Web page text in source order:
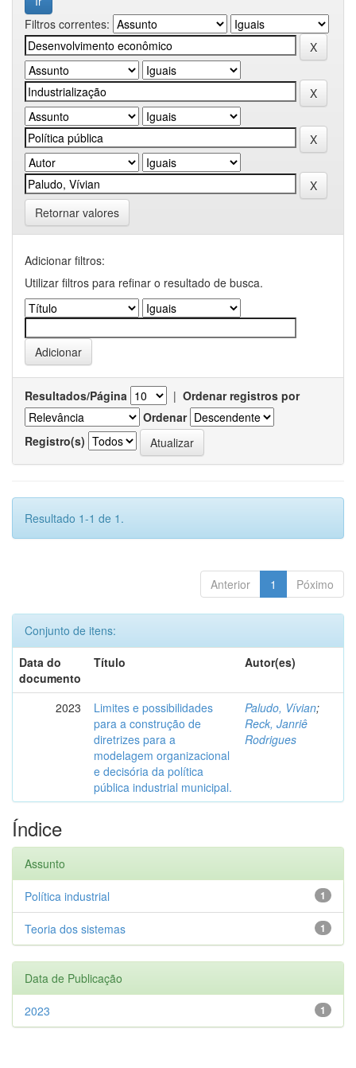
Filtros correntes:
Retornar valores
Adicionar filtros:
Utilizar filtros para refinar o resultado de busca.
Resultados/Página | Ordenar registros por
Ordenar
Registro(s)
Resultado 1-1 de 1.
Anterior 1 Póximo
Conjunto de itens:
Data do
documento
Título Autor(es)
2023
Limites e possibilidades
para a construção de
diretrizes para a
modelagem organizacional
e decisória da política
pública industrial municipal.
Paludo, Vívian;
Reck, Janriê
Rodrigues
Índice
Assunto
1
Política industrial
1
Teoria dos sistemas
Data de Publicação
1
2023